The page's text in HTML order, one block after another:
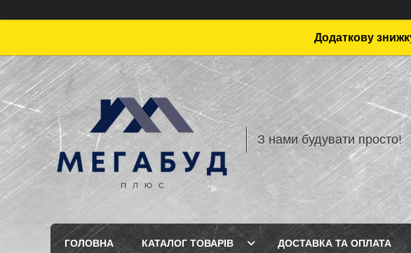
Додаткову
З нами будувати просто!
ГОЛОВНА КАТАЛОГ ТОВАРІВ ДОСТАВКА ТА ОПЛАТА